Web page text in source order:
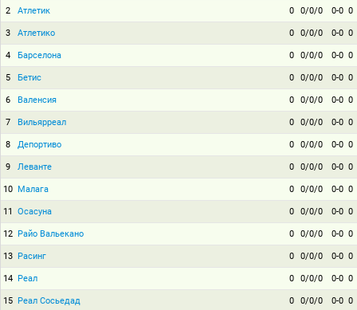
2 Атлетик 0 0/0/0 0-0 0
3 Атлетико 0 0/0/0 0-0 0
4 Барселона 0 0/0/0 0-0 0
5 Бетис 0 0/0/0 0-0 0
6 Валенсия 0 0/0/0 0-0 0
7 Вильярреал 0 0/0/0 0-0 0
8 Депортиво 0 0/0/0 0-0 0
9 Леванте 0 0/0/0 0-0 0
10 Малага 0 0/0/0 0-0 0
11 Осасуна 0 0/0/0 0-0 0
12 Райо Вальекано 0 0/0/0 0-0 0
13 Расинг 0 0/0/0 0-0 0
14 Реал 0 0/0/0 0-0 0
15 Реал Сосьедад 0 0/0/0 0-0 0